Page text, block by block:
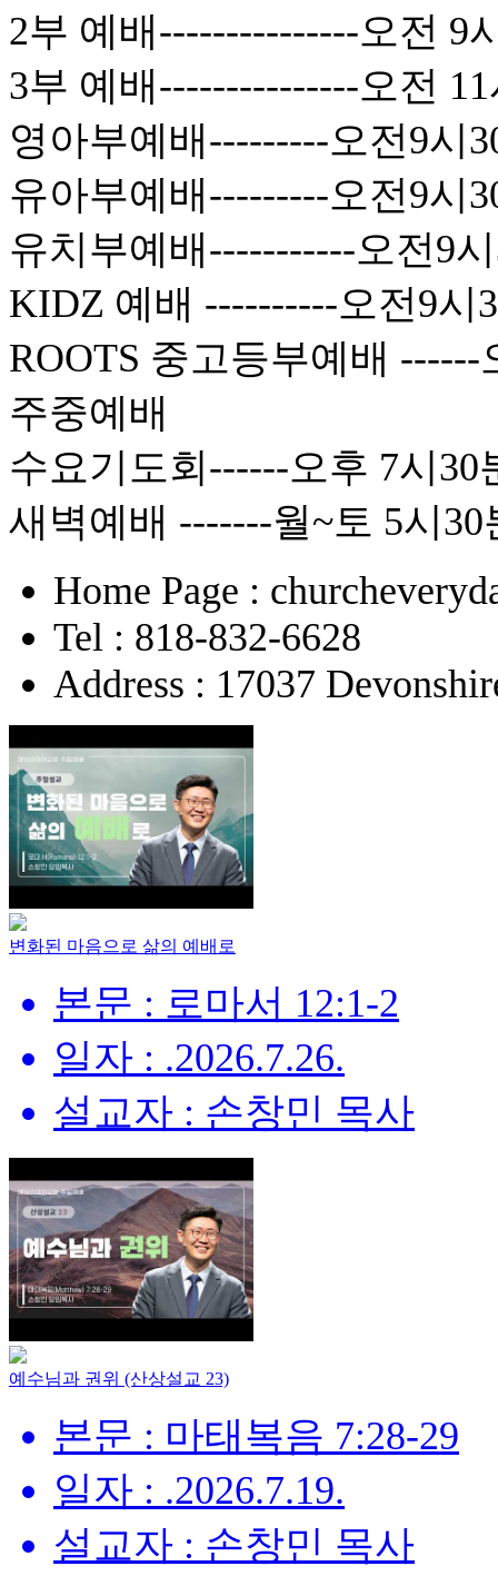
2부 예배---------------오전 9
3부 예배---------------오전
영아부예배---------오전9시
유아부예배---------오전9시
유치부예배-----------오전9
KIDZ 예배 ----------오전9시
ROOTS 중고등부예배 ------
주중예배
수요기도회------오후 7시30
새벽예배 -------월~토 5시30
Home Page :
Tel : 818-832-6628
Address : 17037
변화된 마음으로 삶의 예배로
본문 : 로마서 12:1-2
일자 : .2026.7.26.
설교자 : 손창민 목사
예수님과 권위 (산상설교 23)
본문 : 마태복음 7:28-29
일자 : .2026.7.19.
설교자 : 손창민 목사